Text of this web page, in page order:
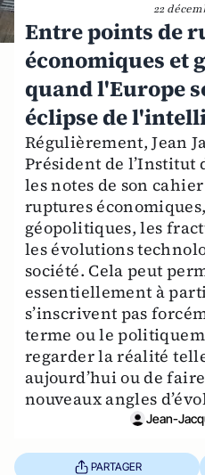
22
Entre points de
économiques et
quand l'Europe
éclipse de
Régulièrement, Jean
Président de l’Institut
les notes de son
ruptures
géopolitiques, les
les évolutions
société. Cela peut
essentiellement à
s’inscrivent pas
terme ou le
regarder la réalité
aujourd’hui ou de
nouveaux angles
Jean-
PARTAGER